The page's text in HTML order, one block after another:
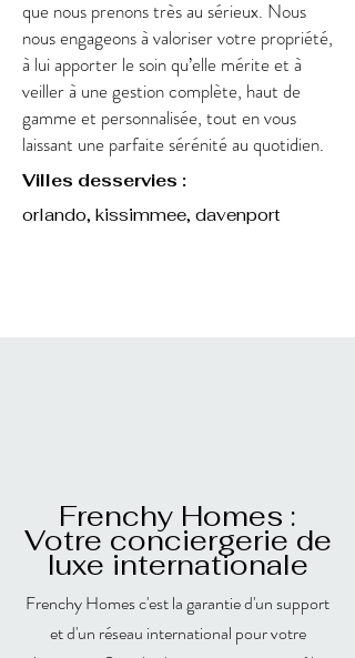
que nous prenons très au sérieux. Nous
nous engageons à valoriser votre propriété,
à lui apporter le soin qu’elle mérite et à
veiller à une gestion complète, haut de
gamme et personnalisée, tout en vous
laissant une parfaite sérénité au quotidien.
Villes desservies :
orlando, kissimmee, davenport
Frenchy Homes :
Votre conciergerie de
luxe internationale
Frenchy Homes c'est la garantie d'un support
et d'un réseau international pour votre